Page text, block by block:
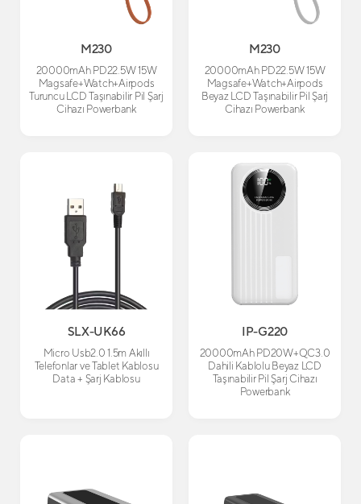
M230
20000mAh PD22.5W 15W
Magsafe+Watch+Airpods
Turuncu LCD Taşınabilir Pil Şarj
Cihazı Powerbank
M230
20000mAh PD22.5W 15W
Magsafe+Watch+Airpods
Beyaz LCD Taşınabilir Pil Şarj
Cihazı Powerbank
SLX-UK66
Micro Usb2.0 1.5m Akıllı
Telefonlar ve Tablet Kablosu
Data + Şarj Kablosu
IP-G220
20000mAh PD20W+QC3.0
Dahili Kablolu Beyaz LCD
Taşınabilir Pil Şarj Cihazı
Powerbank